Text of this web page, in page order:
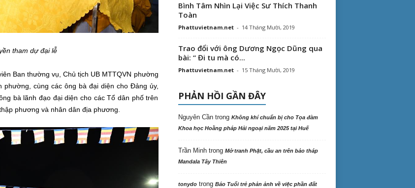
tham dự đại lễ
Ban thường vụ, Chủ tịch UB MTTQVN phường
phường, cùng các ông bà đại diện cho Đảng ủy,
bà lãnh đạo đại diện cho các Tổ dân phố trên
phương và nhân dân địa phương.
Bình Tâm Nhìn Lại Việc Sư Thích Thanh
Toàn
Phattuvietnam.net - 14 Tháng Mười, 2019
Trao đổi với ông Dương Ngọc Dũng qua
bài: “ Đi tu mà có...
Phattuvietnam.net - 15 Tháng Mười, 2019
PHẢN HỒI GẦN ĐÂY
Nguyên Cầntrong Không khí chuẩn bị cho Tọa đàm
Khoa học Hoằng pháp Hải ngoại năm 2025 tại Huế
Trần Minhtrong Mở tranh Phật, cầu an trên bảo tháp
Mandala Tây Thiên
tonydotrong Báo Tuổi trẻ phản ảnh về việc phần đất